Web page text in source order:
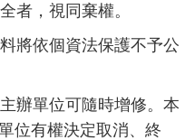
者，視同棄權。
將依個資法保護不予公
辦單位可隨時增修。本
位有權決定取消、終